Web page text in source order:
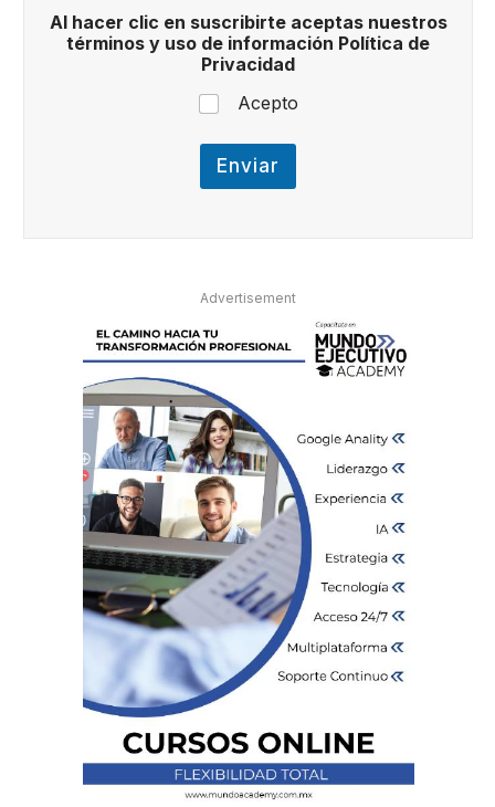
i
d
a
d
y
e
Al hacer clic en suscribirte aceptas nuestros
términos y uso de información Política de
Privacidad
Acepto
Enviar
Advertisement